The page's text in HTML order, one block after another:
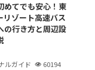
めてでも安心！東
リゾート高速バス
の行き方と周辺設
ルガイド
60194